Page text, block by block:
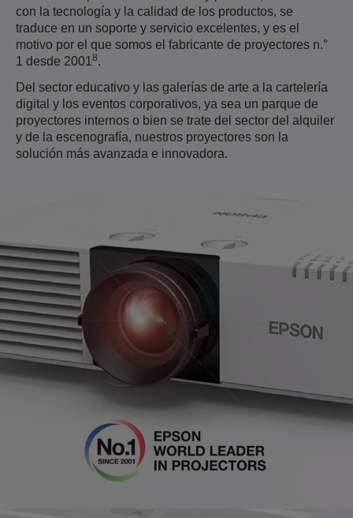
con la tecnología y la calidad de los productos, se
traduce en un soporte y servicio excelentes, y es el
motivo por el que somos el fabricante de proyectores n.°
1 desde 2001 8.
Del sector educativo y las galerías de arte a la cartelería
digital y los eventos corporativos, ya sea un parque de
proyectores internos o bien se trate del sector del alquiler
y de la escenografía, nuestros proyectores son la
solución más avanzada e innovadora.